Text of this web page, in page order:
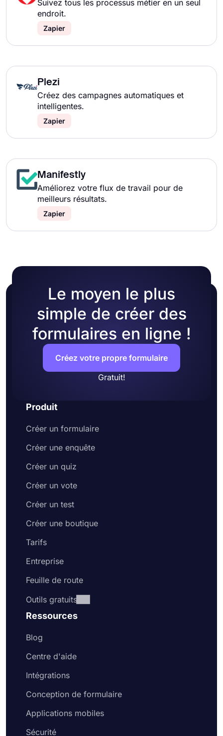
Suivez tous les processus métier en un seul
endroit.
Zapier
Plezi
Créez des campagnes automatiques et
intelligentes.
Zapier
Manifestly
Améliorez votre flux de travail pour de
meilleurs résultats.
Zapier
Le moyen le plus
simple de créer des
formulaires en ligne !
Créez votre propre formulaire
Gratuit!
Produit
Créer un formulaire
Créer une enquête
Créer un quiz
Créer un vote
Créer un test
Créer une boutique
Tarifs
Entreprise
Feuille de route
Outils gratuits
Ressources
Blog
Centre d'aide
Intégrations
Conception de formulaire
Applications mobiles
Sécurité